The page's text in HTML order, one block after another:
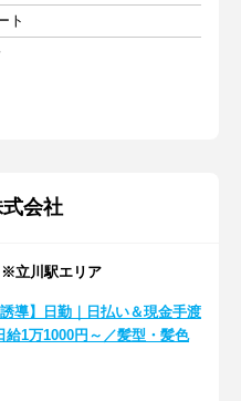
ト
会社
立川駅エリア
誘導】日勤｜日払い＆現金手渡
1万1000円～／髪型・髪色